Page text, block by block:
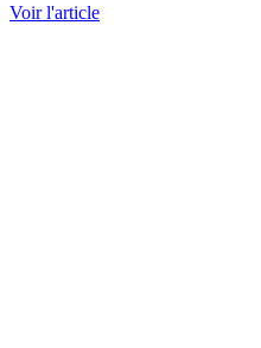
Voir l'article